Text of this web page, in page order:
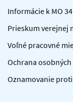
Informácie k MO 34
Prieskum verejnej
Voľné pracovné
Ochrana
Oznamovanie